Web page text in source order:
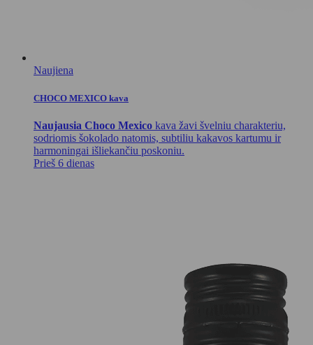
Naujiena
CHOCO MEXICO kava
Naujausia Choco Mexico kava žavi švelniu charakteriu,
sodriomis šokolado natomis, subtiliu kakavos kartumu ir
harmoningai išliekančiu poskoniu.
Prieš 6 dienas